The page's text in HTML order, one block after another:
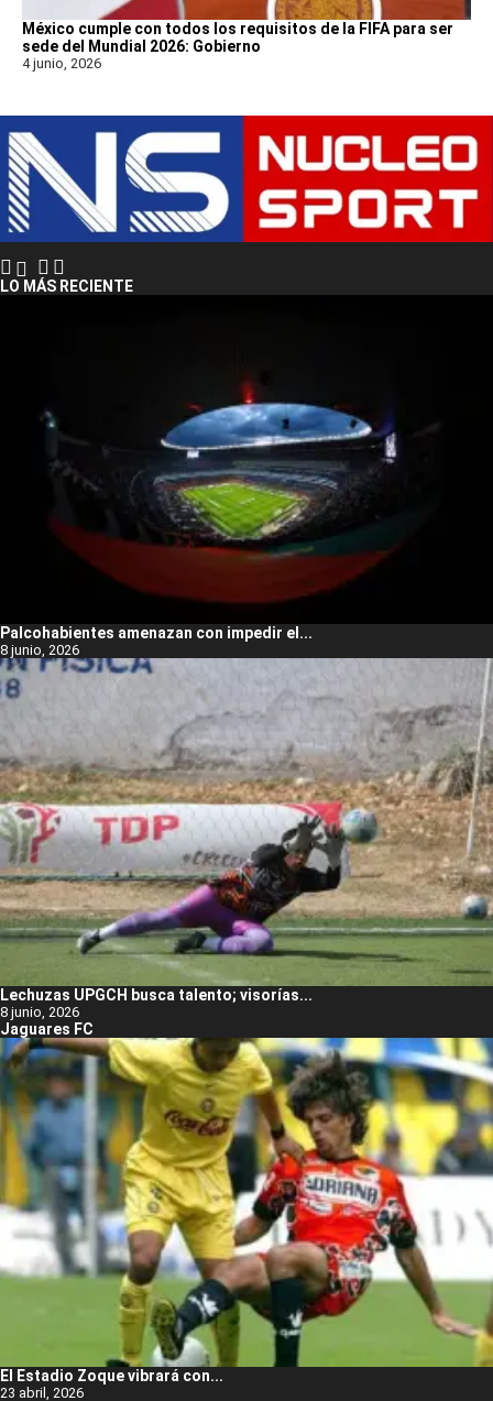
México cumple con todos los requisitos de la FIFA para ser
sede del Mundial 2026: Gobierno
4 junio, 2026
LO MÁS RECIENTE
Palcohabientes amenazan con impedir el...
8 junio, 2026
Lechuzas UPGCH busca talento; visorías...
8 junio, 2026
Jaguares FC
El Estadio Zoque vibrará con...
23 abril, 2026